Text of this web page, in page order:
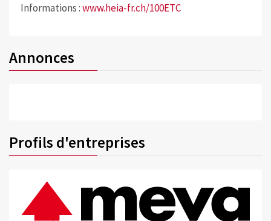
Informations :www.heia-fr.ch/100ETC
Annonces
Profils d'entreprises